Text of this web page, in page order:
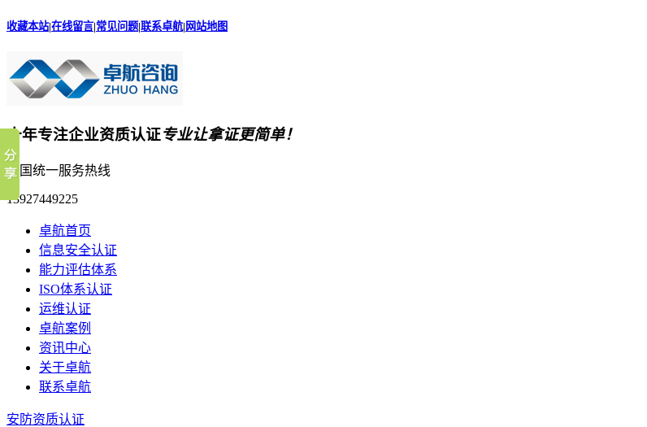
收藏本站|在线留言|常见问题|联系卓航| 网站地图
十年专注企业资质认证专业让拿证更简单！
全国统一服务热线
13927449225
卓航首页
信息安全认证
能力评估体系
ISO体系认证
运维认证
卓航案例
资讯中心
关于卓航
联系卓航
安防资质认证